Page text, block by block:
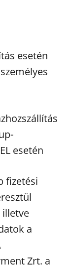
esetén
esetén
fizetési
illetve
a
Zrt. a